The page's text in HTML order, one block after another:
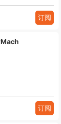
订阅
订阅